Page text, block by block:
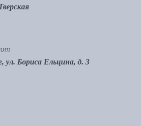
ул. Бориса Ельцина, д. 3